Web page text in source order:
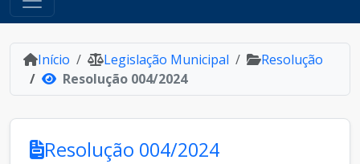
Início Legislação Municipal
Resolução
Resolução 004/2024
Resolução 004/2024